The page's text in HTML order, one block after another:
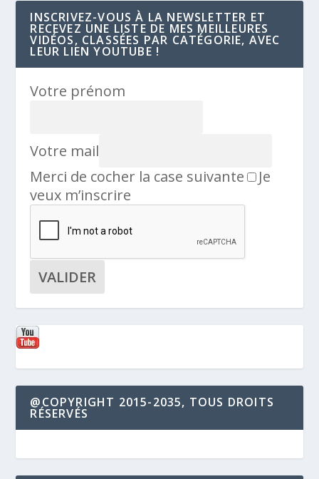
INSCRIVEZ-VOUS À LA NEWSLETTER ET
RECEVEZ UNE LISTE DE MES MEILLEURES
VIDÉOS, CLASSÉES PAR CATÉGORIE, AVEC
LEUR LIEN YOUTUBE !
Votre prénom
Votre mail
Merci de cocher la case suivante
Je
veux m’inscrire
@COPYRIGHT 2015-2035, TOUS DROITS
RÉSERVÉS